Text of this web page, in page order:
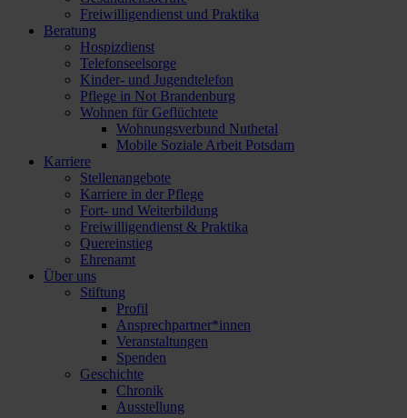
Freiwilligendienst und Praktika
Beratung
Hospizdienst
Telefonseelsorge
Kinder- und Jugendtelefon
Pflege in Not Brandenburg
Wohnen für Geflüchtete
Wohnungsverbund Nuthetal
Mobile Soziale Arbeit Potsdam
Karriere
Stellenangebote
Karriere in der Pflege
Fort- und Weiterbildung
Freiwilligendienst & Praktika
Quereinstieg
Ehrenamt
Über uns
Stiftung
Profil
Ansprechpartner*innen
Veranstaltungen
Spenden
Geschichte
Chronik
Ausstellung